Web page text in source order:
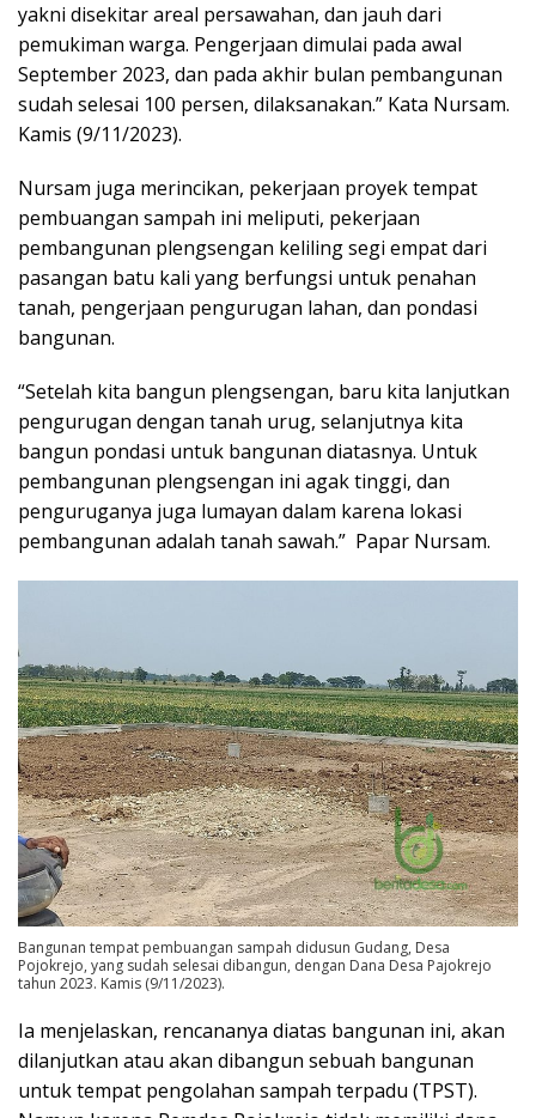
yakni disekitar areal persawahan, dan jauh dari
pemukiman warga. Pengerjaan dimulai pada awal
September 2023, dan pada akhir bulan pembangunan
sudah selesai 100 persen, dilaksanakan.” Kata Nursam.
Kamis (9/11/2023).
Nursam juga merincikan, pekerjaan proyek tempat
pembuangan sampah ini meliputi, pekerjaan
pembangunan plengsengan keliling segi empat dari
pasangan batu kali yang berfungsi untuk penahan
tanah, pengerjaan pengurugan lahan, dan pondasi
bangunan.
“Setelah kita bangun plengsengan, baru kita lanjutkan
pengurugan dengan tanah urug, selanjutnya kita
bangun pondasi untuk bangunan diatasnya. Untuk
pembangunan plengsengan ini agak tinggi, dan
penguruganya juga lumayan dalam karena lokasi
pembangunan adalah tanah sawah.” Papar Nursam.
Bangunan tempat pembuangan sampah didusun Gudang, Desa
Pojokrejo, yang sudah selesai dibangun, dengan Dana Desa Pajokrejo
tahun 2023. Kamis (9/11/2023).
Ia menjelaskan, rencananya diatas bangunan ini, akan
dilanjutkan atau akan dibangun sebuah bangunan
untuk tempat pengolahan sampah terpadu (TPST).